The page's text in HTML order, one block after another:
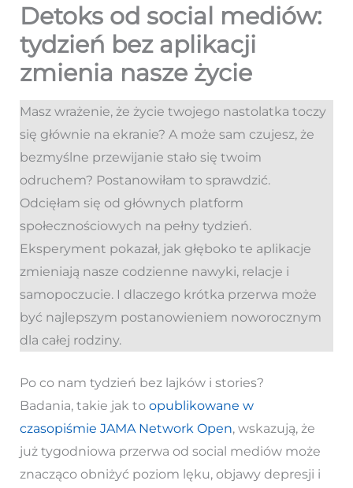
Detoks od social mediów:
tydzień bez aplikacji
zmienia nasze życie
Masz wrażenie, że życie twojego nastolatka toczy
się głównie na ekranie? A może sam czujesz, że
bezmyślne przewijanie stało się twoim
odruchem? Postanowiłam to sprawdzić.
Odcięłam się od głównych platform
społecznościowych na pełny tydzień.
Eksperyment pokazał, jak głęboko te aplikacje
zmieniają nasze codzienne nawyki, relacje i
samopoczucie. I dlaczego krótka przerwa może
być najlepszym postanowieniem noworocznym
dla całej rodziny.
Po co nam tydzień bez lajków i stories?
Badania, takie jak to opublikowane w
czasopiśmie JAMA Network Open, wskazują, że
już tygodniowa przerwa od social mediów może
znacząco obniżyć poziom lęku, objawy depresji i